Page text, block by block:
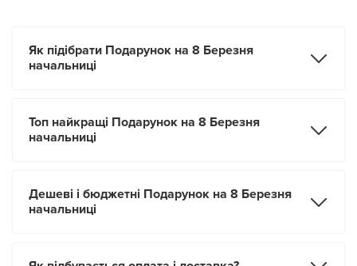
Як підібрати Подарунок на 8 Березня
начальниці
Топ найкращі Подарунок на 8 Березня
начальниці
Дешеві і бюджетні Подарунок на 8 Березня
начальниці